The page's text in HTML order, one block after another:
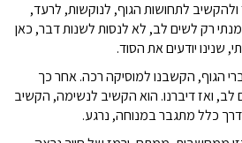
לתחושות הגוף, לנוקשות, לרעד,
רק לשים לב, לא לנסות לשנות דבר, כאן
שנינו יודעים את הסוד.
הגוף, הקשבנו למוסיקה רכה. אחר כך
לב, ואז דיברנו. הוא הקשיב לנשימה, הקשיב
כלל מתגבר במנוחה, נרגע.